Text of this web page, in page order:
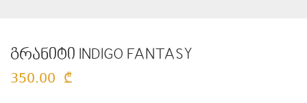
გრანიტი INDIGO FANTASY
350.00 ₾